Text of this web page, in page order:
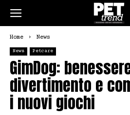
Home News
News Petcare
GimDog:
divertimento e
i nuovi giochi